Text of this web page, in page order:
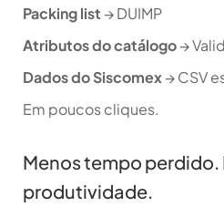
Packing list→ DUIMP
Atributos do catálogo→
Dados do Siscomex→ CSV
Em poucos cliques.
Menos tempo perdido.
produtividade.